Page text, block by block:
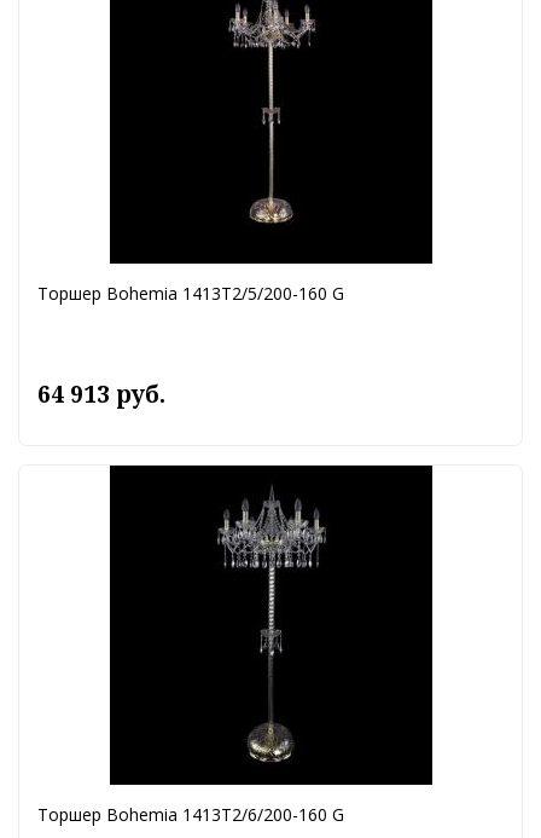
Торшер Bohemia 1413T2/5/200-160 G
64 913 руб.
Торшер Bohemia 1413T2/6/200-160 G